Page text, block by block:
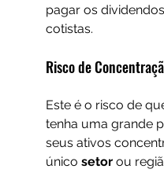
pagar os
cotistas.
Risco de
Este é o risco de
tenha uma grande
seus ativos
único setor ou